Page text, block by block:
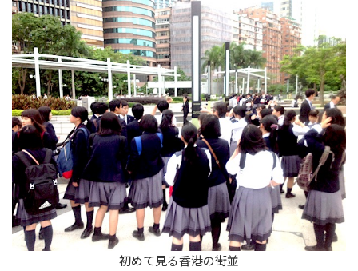
初めて見る香港の街並